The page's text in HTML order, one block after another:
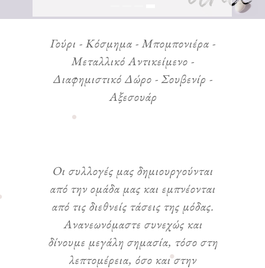
Γούρι - Κόσμημα - Μπομπονιέρα -
Μεταλλικό Αντικείμενο -
Διαφημιστικό Δώρο - Σουβενίρ -
Αξεσουάρ
Οι συλλογές μας δημιουργούνται
από την ομάδα μας και εμπνέονται
από τις διεθνείς τάσεις της μόδας.
Ανανεωνόμαστε συνεχώς και
δίνουμε μεγάλη σημασία, τόσο στη
λεπτομέρεια, όσο και στην